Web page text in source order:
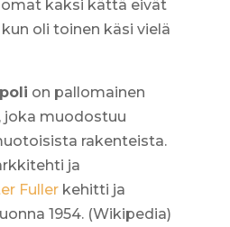
kaksi kättä eivät
oli toinen käsi vielä
on pallomainen
joka muodostuu
rakenteista.
ja
Fullerkehitti ja
1954. (Wikipedia)